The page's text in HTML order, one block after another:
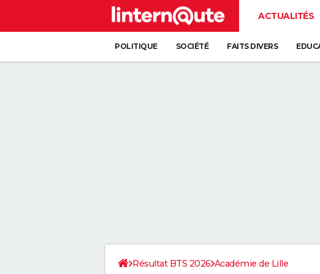
ACTUALITÉS
POLITIQUE SOCIÉTÉ FAITS DIVERS
Résultat BTS 2026 Académie de Lille